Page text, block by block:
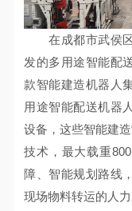
在成都市武侯区
发的多用途智能配
款智能建造机器人
用途智能配送机器
设备，这些智能建
技术，最大载重
障、智能规划路线
现场物料转运的人